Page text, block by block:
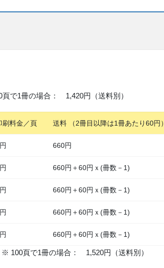
で1冊の場合： 1,420円（送料別）
刷料金／頁 送料 （2冊目以降は1冊あたり60円）
660円
660円＋60円ｘ(冊数－1)
660円＋60円ｘ(冊数－1)
660円＋60円ｘ(冊数－1)
660円＋60円ｘ(冊数－1)
100頁で1冊の場合： 1,520円（送料別）